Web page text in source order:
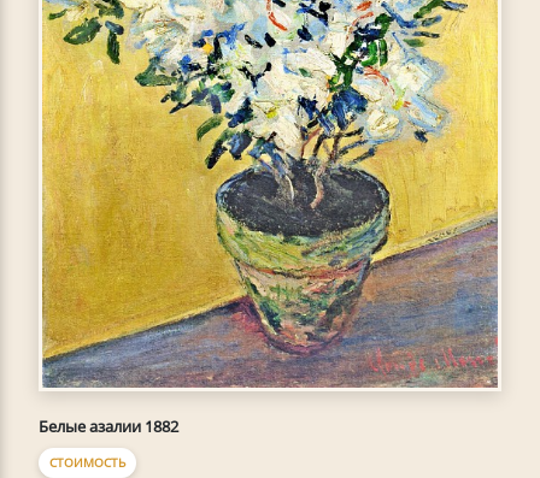
Белые азалии 1882
СТОИМОСТЬ